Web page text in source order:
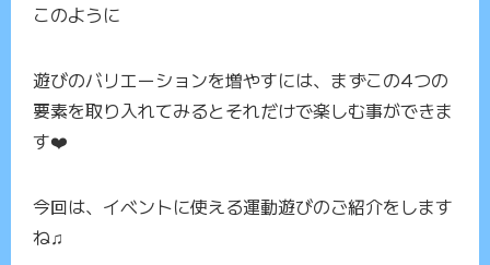
このように
遊びのバリエーションを増やすには、まずこの4つの
要素を取り入れてみるとそれだけで楽しむ事ができま
す❤️
今回は、イベントに使える運動遊びのご紹介をします
ね♫